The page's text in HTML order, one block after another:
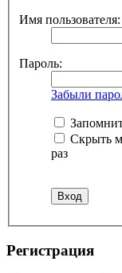
Имя пользователя:
Пароль:
Забыли
Скрыть
раз
Регистрация